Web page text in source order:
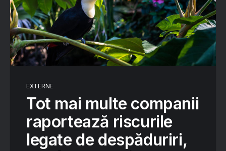
EXTERNE
Tot mai multe companii
raportează riscurile
legate de despăduriri,